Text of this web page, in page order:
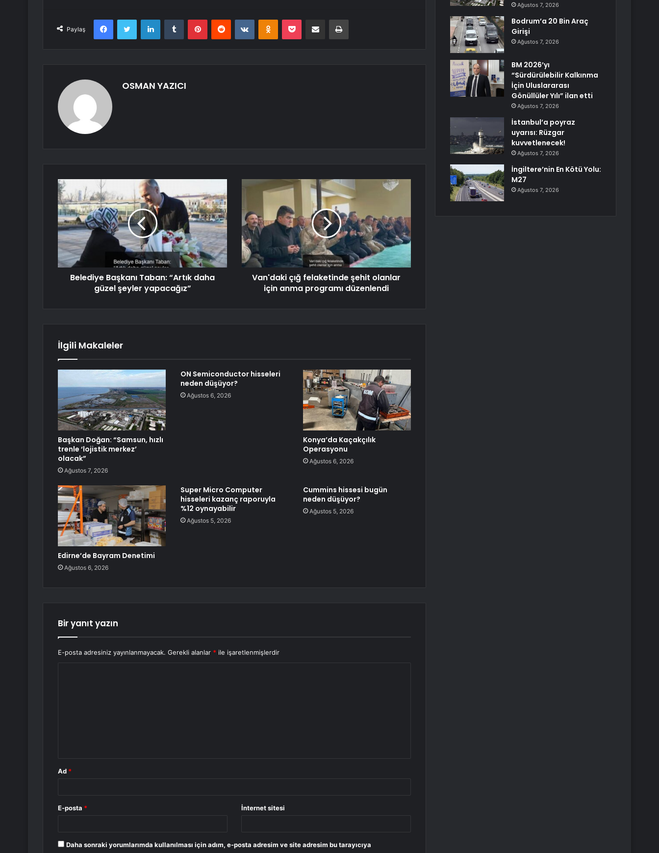
Paylaş
FacebookTwitter LinkedInTumblr PinterestReddit VKontakteOdnoklassniki
Pocket E-Posta ile paylaş Yazdır
OSMAN YAZICI
Belediye Başkanı Taban: “Artık daha
güzel şeyler yapacağız”
Van'daki çığ felaketinde şehit olanlar
için anma programı düzenlendi
İlgili Makaleler
Başkan Doğan: “Samsun, hızlı
trenle ‘lojistik merkez’
olacak”
Ağustos 7, 2026
ON Semiconductor hisseleri
neden düşüyor?
Ağustos 6, 2026
Konya’da Kaçakçılık
Operasyonu
Ağustos 6, 2026
Edirne’de Bayram Denetimi
Ağustos 6, 2026
Super Micro Computer
hisseleri kazanç raporuyla
%12 oynayabilir
Ağustos 5, 2026
Cummins hissesi bugün
neden düşüyor?
Ağustos 5, 2026
Bir yanıt yazın
E-posta adresiniz yayınlanmayacak. Gerekli alanlar * ile işaretlenmişlerdir
Ad *
E-posta * İnternet sitesi
Daha sonraki yorumlarımda kullanılması için adım, e-posta adresim ve site adresim bu tarayıcıya
Ağustos 7, 2026
Bodrum’a 20 Bin Araç
Girişi
Ağustos 7, 2026
BM 2026’yı
“Sürdürülebilir Kalkınma
İçin Uluslararası
Gönüllüler Yılı” ilan etti
Ağustos 7, 2026
İstanbul’a poyraz
uyarısı: Rüzgar
kuvvetlenecek!
Ağustos 7, 2026
İngiltere’nin En Kötü Yolu:
M27
Ağustos 7, 2026